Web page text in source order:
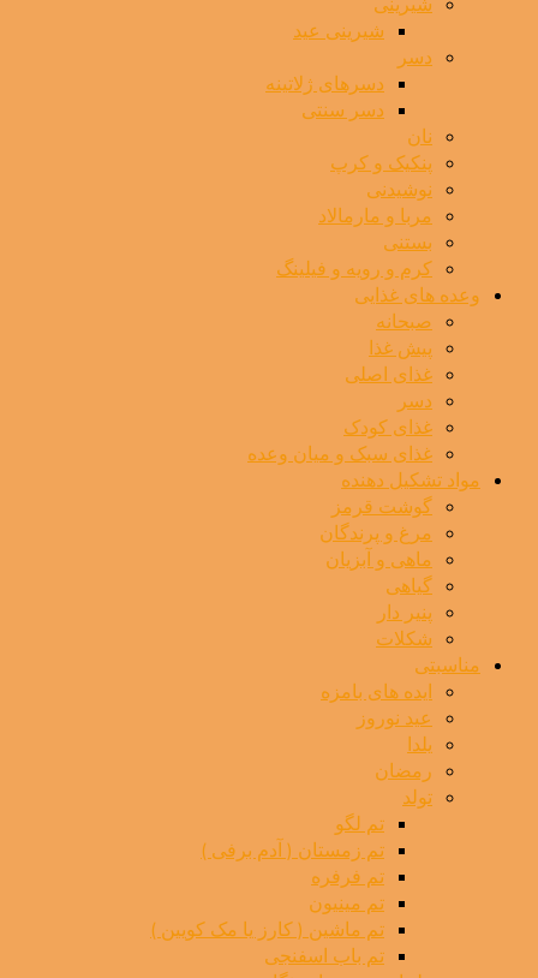
شیرینی عید
دسر
دسرهای ژلاتینه
دسر سنتی
نان
پنکیک و کرپ
نوشیدنی
مربا و مارمالاد
بستنی
کرم و رویه و فیلینگ
وعده های غذایی
صبحانه
پیش غذا
غذای اصلی
دسر
غذای کودک
غذای سبک و میان وعده
مواد تشکیل دهنده
گوشت قرمز
مرغ و پرندگان
ماهی و آبزیان
گیاهی
پنیر دار
شکلات
مناسبتی
ایده های بامزه
عید نوروز
یلدا
رمضان
تولد
تم لگو
تم زمستان ( آدم برفی )
تم فرفره
تم مینیون
تم ماشین ( کارز یا مک کویین )
تم باب اسفنجی